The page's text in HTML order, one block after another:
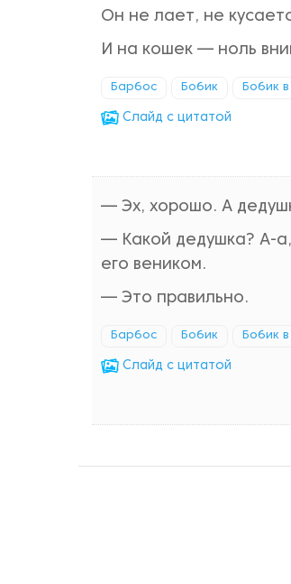
Он не лает, не
И на кошек — ноль
Барбос Бобик Бобик
Cлайд с цитатой
— Эх, хорошо. А
— Какой дедушка? А-
его веником.
— Это правильно.
Барбос Бобик Бобик
Cлайд с цитатой